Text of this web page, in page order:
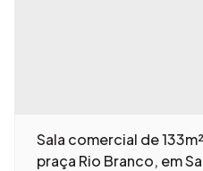
Sala comercial de
praça Rio Branco, em